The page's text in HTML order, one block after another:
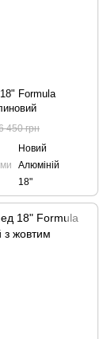
Formula
450 грн
Новий
Алюміній
18"